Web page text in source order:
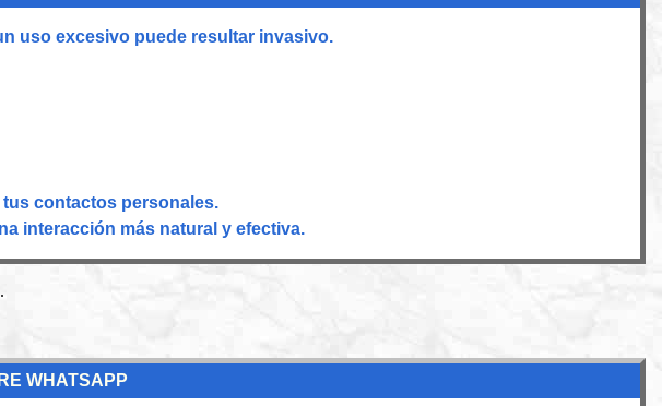
uso excesivo puede resultar invasivo.
contactos personales.
interacción más natural y efectiva.
WHATSAPP